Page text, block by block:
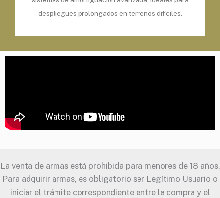
despliegues prolongados en terrenos difíciles.
La venta de armas está prohibida para menores de 18 años.
Para adquirir armas, es obligatorio ser Legítimo Usuario o
iniciar el trámite correspondiente entre la compra y el